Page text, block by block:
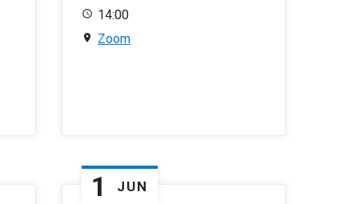
14:00
Zoom
1 JUN